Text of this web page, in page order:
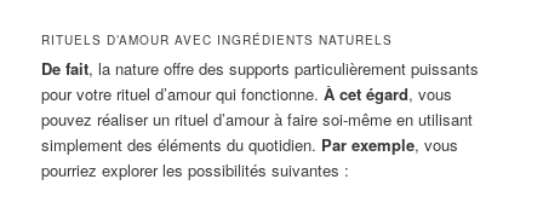
RITUELS D’AMOUR AVEC INGRÉDIENTS NATURELS
De fait, la nature offre des supports particulièrement puissants
pour votre rituel d’amour qui fonctionne.À cet égard, vous
pouvez réaliser un rituel d’amour à faire soi-même en utilisant
simplement des éléments du quotidien. Par exemple, vous
pourriez explorer les possibilités suivantes :